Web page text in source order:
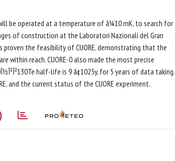
be operated at a temperature of â¼10 mK, to search for
of construction at the Laboratori Nazionali del Gran
proven the feasibility of CUORE, demonstrating that the
within reach. CUORE-0 also made the most precise
half-life is 9 â¢1025y, for 5 years of data taking.
and the current status of the CUORE experiment.